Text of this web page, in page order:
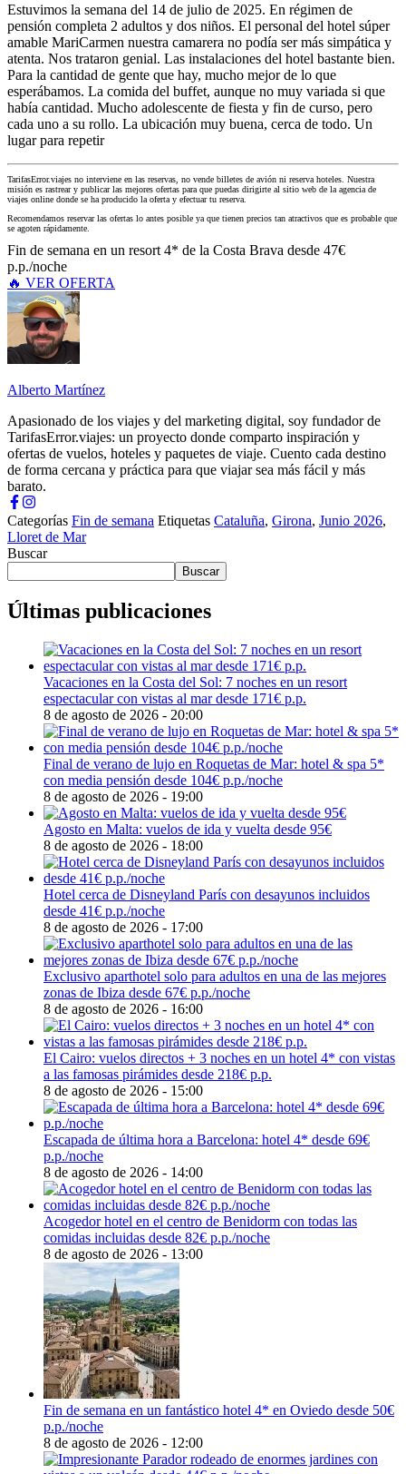
Estuvimos la semana del 14 de julio de 2025. En régimen de
pensión completa 2 adultos y dos niños. El personal del hotel súper
amable MariCarmen nuestra camarera no podía ser más simpática y
atenta. Nos trataron genial. Las instalaciones del hotel bastante bien.
Para la cantidad de gente que hay, mucho mejor de lo que
esperábamos. La comida del buffet, aunque no muy variada si que
había cantidad. Mucho adolescente de fiesta y fin de curso, pero
cada uno a su rollo. La ubicación muy buena, cerca de todo. Un
lugar para repetir
TarifasError.viajes no interviene en las reservas, no vende billetes de avión ni reserva hoteles. Nuestra
misión es rastrear y publicar las mejores ofertas para que puedas dirigirte al sitio web de la agencia de
viajes online donde se ha producido la oferta y efectuar tu reserva.
Recomendamos reservar las ofertas lo antes posible ya que tienen precios tan atractivos que es probable que
se agoten rápidamente.
Fin de semana en un resort 4* de la Costa Brava desde 47€
p.p./noche
🔥 VER OFERTA
Alberto Martínez
Apasionado de los viajes y del marketing digital, soy fundador de
TarifasError.viajes: un proyecto donde comparto inspiración y
ofertas de vuelos, hoteles y paquetes de viaje. Cuento cada destino
de forma cercana y práctica para que viajar sea más fácil y más
barato.
Categorías Fin de semana Etiquetas Cataluña, Girona, Junio 2026,
Lloret de Mar
Buscar
Buscar
Últimas publicaciones
Vacaciones en la Costa del Sol: 7 noches en un resort
espectacular con vistas al mar desde 171€ p.p.
8 de agosto de 2026 - 20:00
Final de verano de lujo en Roquetas de Mar: hotel & spa 5*
con media pensión desde 104€ p.p./noche
8 de agosto de 2026 - 19:00
Agosto en Malta: vuelos de ida y vuelta desde 95€
8 de agosto de 2026 - 18:00
Hotel cerca de Disneyland París con desayunos incluidos
desde 41€ p.p./noche
8 de agosto de 2026 - 17:00
Exclusivo aparthotel solo para adultos en una de las mejores
zonas de Ibiza desde 67€ p.p./noche
8 de agosto de 2026 - 16:00
El Cairo: vuelos directos + 3 noches en un hotel 4* con vistas
a las famosas pirámides desde 218€ p.p.
8 de agosto de 2026 - 15:00
Escapada de última hora a Barcelona: hotel 4* desde 69€
p.p./noche
8 de agosto de 2026 - 14:00
Acogedor hotel en el centro de Benidorm con todas las
comidas incluidas desde 82€ p.p./noche
8 de agosto de 2026 - 13:00
Fin de semana en un fantástico hotel 4* en Oviedo desde 50€
p.p./noche
8 de agosto de 2026 - 12:00